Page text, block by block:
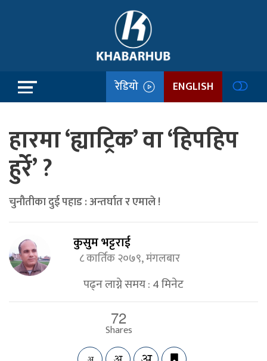
रेडियो ENGLISH
हारमा ‘ह्याट्रिक’ वा ‘हिपहिप
हुर्रे’ ?
चुनौतीका दुई पहाड : अन्तर्घात र एमाले !
कुसुम भट्टराई
८ कार्तिक २०७९, मंगलबार
पढ्न लाग्ने समय :4मिनेट
72
Shares